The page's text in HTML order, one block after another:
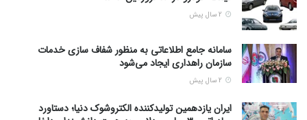
سامانه جامع اطلاعاتی به منظور شفاف سازی خدمات
سازمان راهداری ایجاد می‌شود
ایران یازدهمین تولیدکننده الکتروشوک دنیا؛ دستاورد